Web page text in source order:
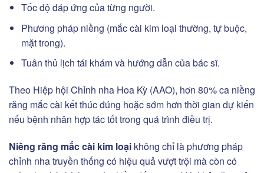
Tốc độ đáp ứng của từng người.
Phương pháp niềng (mắc cài kim loại thường, tự buộc,
mặt trong).
Tuân thủ lịch tái khám và hướng dẫn của bác sĩ.
Theo Hiệp hội Chỉnh nha Hoa Kỳ (AAO), hơn 80% ca niềng
răng mắc cài kết thúc đúng hoặc sớm hơn thời gian dự kiến
nếu bệnh nhân hợp tác tốt trong quá trình điều trị.
Niềng răng mắc cài kim loại không chỉ là phương pháp
chỉnh nha truyền thống có hiệu quả vượt trội mà còn có